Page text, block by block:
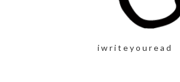
i w r i t e y o u r e a d